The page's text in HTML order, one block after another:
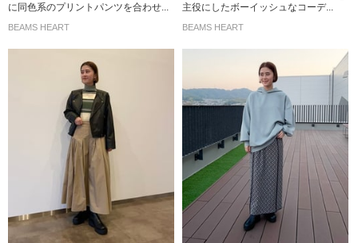
に同色系のプリントパンツを合わせ...
BEAMS HEART
主役にしたボーイッシュなコーデ...
BEAMS HEART